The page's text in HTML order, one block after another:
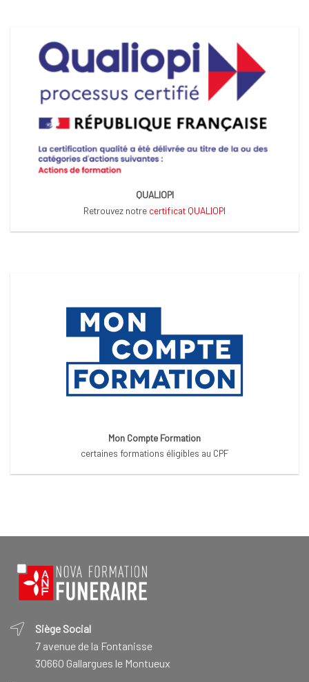
QUALIOPI
Retrouvez notre certificat QUALIOPI
Mon Compte Formation
certaines formations éligibles au CPF
Siège Social
7 avenue de la Fontanisse
30660 Gallargues le Montueux